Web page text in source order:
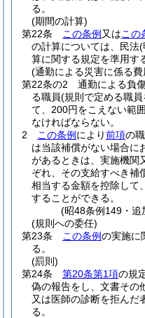
る。
(期間の計算)
第22条
この条例 又はこの
の計算については、民法(
算に関する規定を準用す
(通勤による災害に係る
第22条の2
通勤による負
る職員(規則で定める職
て、200円をこえない範
なければならない。
2
この条例 により前項の
は当該補償がない場合に
があるときは、実施機関
ぞれ、その支給すべき補
相当する金額を控除して
することができる。
(昭48条例149・追
(規則への委任)
第23条
この条例の実施に
る。
(罰則)
第24条
第20条第1項の規
偽の報告をし、文書その
又は医師の診断を拒んだ
る。